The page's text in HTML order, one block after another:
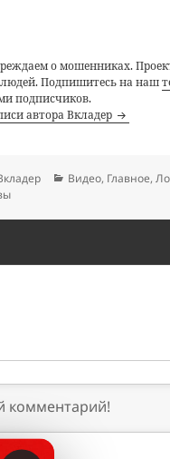
о мошенниках.
Подпишитесь на наш
подписчиков.
автора Вкладер
Рубрики
Видео, Главное,